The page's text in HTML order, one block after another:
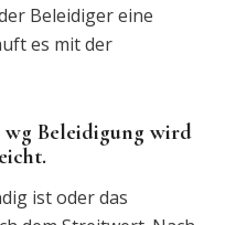
Beleidiger eine
es mit der
wg Beleidigung wird
ist oder das